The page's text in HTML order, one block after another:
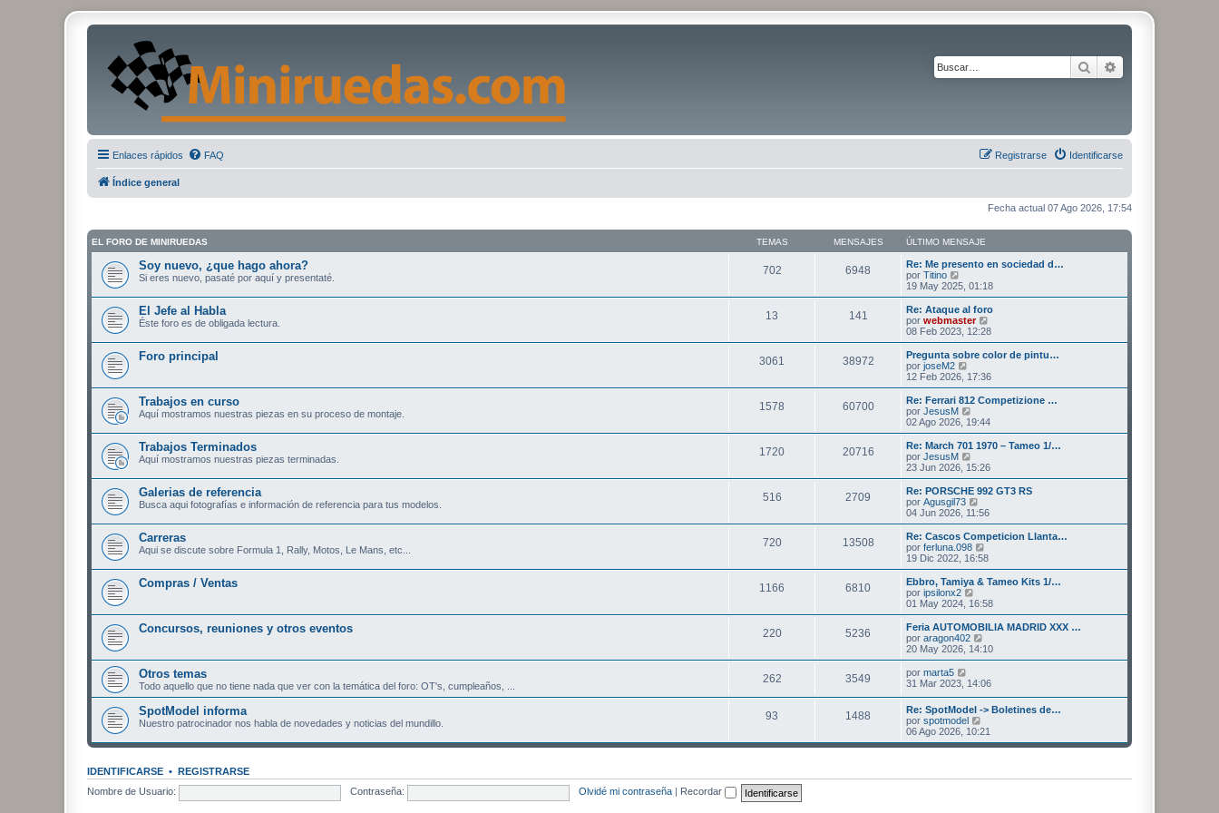
Buscar
Enlaces rápidos FAQ Identificarse
Registrarse
Índice general
Fecha actual 07 Ago 2026, 17:54
EL FORO DE MINIRUEDAS TEMAS MENSAJES ÚLTIMO MENSAJE
Soy nuevo, ¿que hago ahora?
Si eres nuevo, pasaté por aquí y presentaté.
702 6948
Re: Me presento en sociedad d…
por Titino
e
r
ú
l
t
m
o
m
e
s
a
j
e
19 May 2025, 01:18
El Jefe al Habla
Éste foro es de obligada lectura.
13 141
Re: Ataque al foro
por webmaster
e
r
ú
t
o
m
e
s
j
e
08 Feb 2023, 12:28
Foro principal 3061 38972
Pregunta sobre color de pintu…
por joseM2
e
r
ú
l
t
m
o
m
e
s
a
j
e
12 Feb 2026, 17:36
Trabajos en curso
Aquí mostramos nuestras piezas en su proceso de montaje.
1578 60700
Re: Ferrari 812 Competizione …
por JesusM
e
r
ú
t
m
o
m
e
s
a
j
e
02 Ago 2026, 19:44
Trabajos Terminados
Aquí mostramos nuestras piezas terminadas.
1720 20716
Re: March 701 1970 – Tameo 1/…
por JesusM
e
r
ú
l
t
o
m
e
s
a
j
e
23 Jun 2026, 15:26
Galerias de referencia
Busca aqui fotografías e información de referencia para tus modelos.
516 2709
Re: PORSCHE 992 GT3 RS
por Agusgil73
e
r
ú
l
t
m
o
m
e
s
a
j
e
04 Jun 2026, 11:56
Carreras
Aqui se discute sobre Formula 1, Rally, Motos, Le Mans, etc...
720 13508
Re: Cascos Competicion Llanta…
por ferluna.098
e
r
ú
t
m
o
m
e
a
j
e
19 Dic 2022, 16:58
Compras / Ventas 1166 6810
Ebbro, Tamiya & Tameo Kits 1/…
por ipsilonx2
e
r
ú
l
t
o
m
e
n
s
a
j
01 May 2024, 16:58
Concursos, reuniones y otros eventos 220 5236
Feria AUTOMOBILIA MADRID XXX …
por aragon402
e
r
l
m
m
e
a
20 May 2026, 14:10
Otros temas
Todo aquello que no tiene nada que ver con la temática del foro: OT's, cumpleaños, ...
262 3549 por marta5
e
ú
l
t
i
m
e
31 Mar 2023, 14:06
SpotModel informa
Nuestro patrocinador nos habla de novedades y noticias del mundillo.
93 1488
Re: SpotModel -> Boletines de…
por spotmodel
e
r
06 Ago 2026, 10:21
IDENTIFICARSE • REGISTRARSE
Nombre de Usuario:
Contraseña: Olvidé mi contraseña Recordar